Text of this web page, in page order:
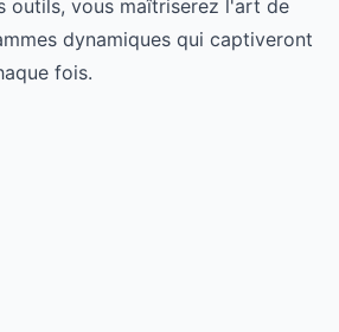
outils, vous maîtriserez l'art de
dynamiques qui captiveront
fois.